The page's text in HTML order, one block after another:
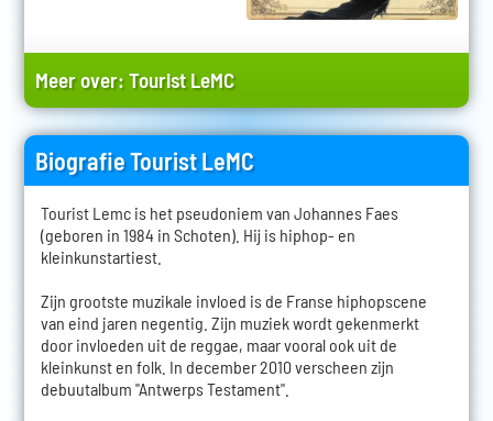
Meer over:Tourist LeMC
Biografie Tourist LeMC
Tourist Lemc is het pseudoniem van Johannes Faes
(geboren in 1984 in Schoten). Hij is hiphop- en
kleinkunstartiest.
Zijn grootste muzikale invloed is de Franse hiphopscene
van eind jaren negentig. Zijn muziek wordt gekenmerkt
door invloeden uit de reggae, maar vooral ook uit de
kleinkunst en folk. In december 2010 verscheen zijn
debuutalbum "Antwerps Testament".